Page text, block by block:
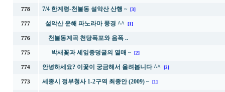
778 7/4 한계령-천불동 설악산 산행 ~ [3]
777 설악산 운해 파노라마 풍경 ^^ [1]
776 천불동계곡 천당폭포와 음폭 ..
775 박새꽃과 세잎종덩굴의 열매 ~ [2]
774 안녕하세요? 이꽃이 궁금해서 올려봅니다 ^^ [2]
773 세종시 정부청사 1-2구역 최종안 (2009) ~ [1]